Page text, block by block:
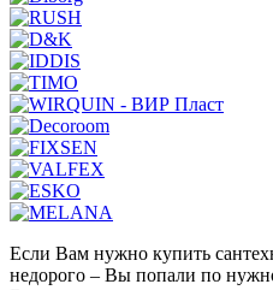
Если Вам нужно купить
недорого – Вы попали по